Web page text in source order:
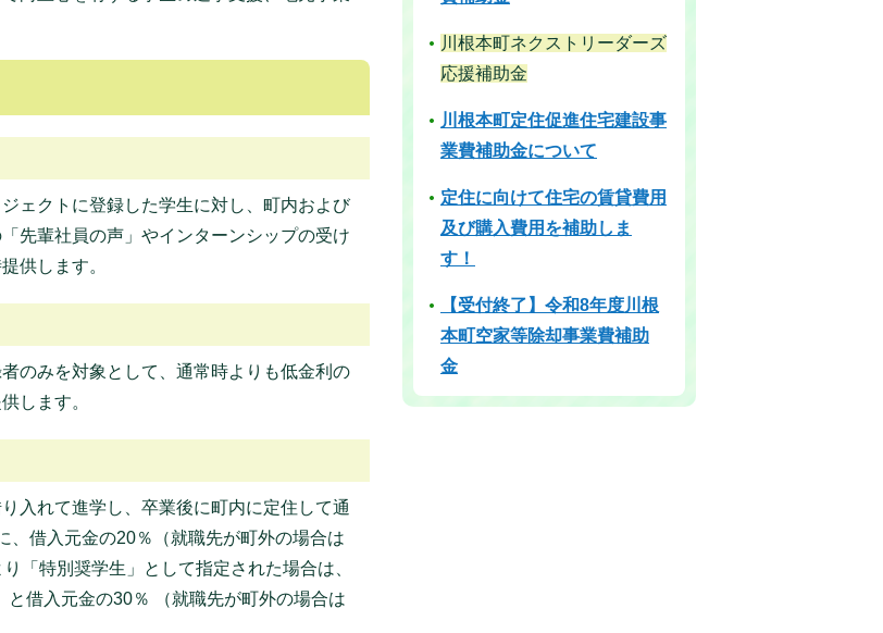
ェクトに登録した学生に対し、町内および
先輩社員の声」やインターンシップの受け
供します。
のみを対象として、通常時よりも低金利の
します。
入れて進学し、卒業後に町内に定住して通
、借入元金の20％（就職先が町外の場合は
「特別奨学生」として指定された場合は、
借入元金の30％ （就職先が町外の場合は
川根本町ネクストリーダーズ
応援補助金
川根本町定住促進住宅建設事
業費補助金について
定住に向けて住宅の賃貸費用
及び購入費用を補助しま
す！
【受付終了】令和8年度川根
本町空家等除却事業費補助
金